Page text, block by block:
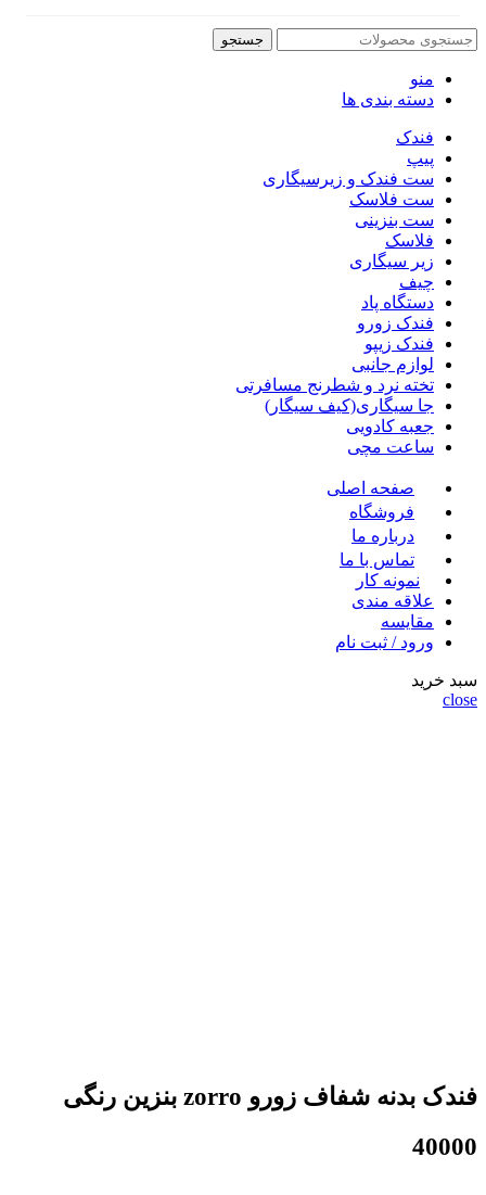
جستجو
منو
دسته بندی ها
فندک
پیپ
ست فندک و زیرسیگاری
ست فلاسک
ست بنزینی
فلاسک
زیر سیگاری
چیف
دستگاه پاد
فندک زورو
فندک زیپو
لوازم جانبی
تخته نرد و شطرنج مسافرتی
جا سیگاری(کیف سیگار)
جعبه کادویی
ساعت مچی
صفحه اصلی
فروشگاه
درباره ما
تماس با ما
نمونه کار
علاقه مندی
مقايسه
ورود / ثبت نام
سبد خرید
close
فندک بدنه شفاف زورو zorro بنزین رنگی
40000